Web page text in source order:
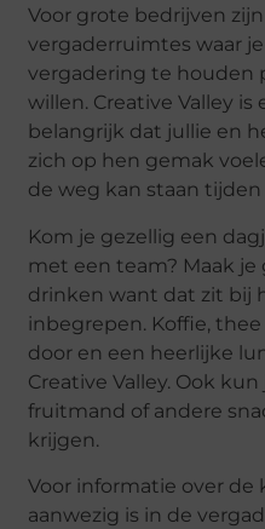
Voor grote bedrijven
vergaderruimtes waar
vergadering te houden
willen. Creative Valley
belangrijk dat jullie en
zich op hen gemak
de weg kan staan
Kom je gezellig een
met een team? Maak
drinken want dat zit bij
inbegrepen. Koffie,
door en een heerlijke
Creative Valley. Ook
fruitmand of andere
krijgen.
Voor informatie over de
aanwezig is in de